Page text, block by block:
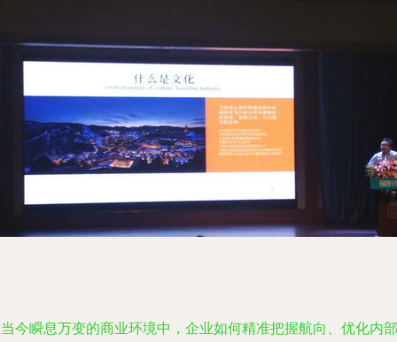
今瞬息万变的商业环境中，企业如何精准把握航向、优化内部